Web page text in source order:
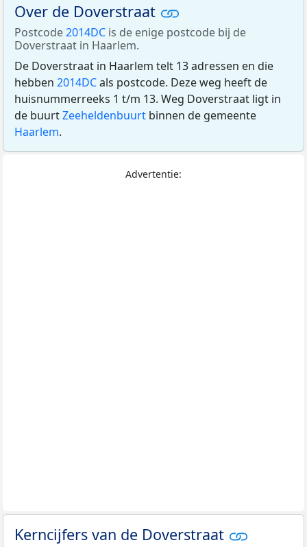
Over de Doverstraat
Postcode2014DC is de enige postcode bij de
Doverstraat in Haarlem.
De Doverstraat in Haarlem telt 13 adressen en die
hebben 2014DCals postcode. Deze weg heeft de
huisnummerreeks 1 t/m 13. Weg Doverstraat ligt in
de buurtZeeheldenbuurt binnen de gemeente
Haarlem.
Advertentie:
Kerncijfers van de Doverstraat